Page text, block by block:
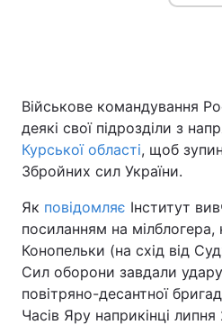
Військове командування
деякі свої підрозділи з
Курської області, щоб
Збройних сил України.
Як повідомляє Інститут
посиланням на мілблогера,
Конопельки (на схід від
Сил оборони завдали удару
повітряно-десантної
Часів Яру наприкінці